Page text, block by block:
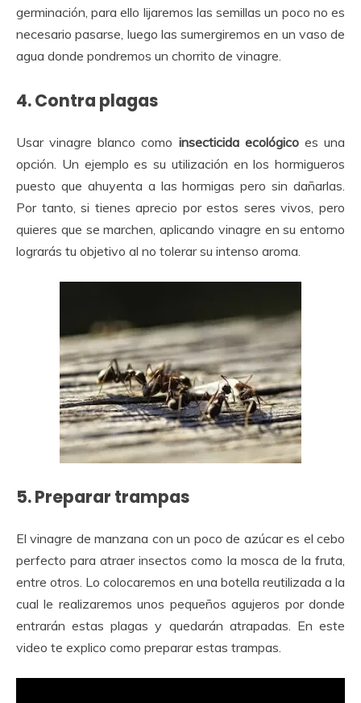
germinación, para ello lijaremos las semillas un poco no es
necesario pasarse, luego las sumergiremos en un vaso de
agua donde pondremos un chorrito de vinagre.
4. Contra plagas
Usar vinagre blanco como insecticida ecológicoes una
opción. Un ejemplo es su utilización en los hormigueros
puesto que ahuyenta a las hormigas pero sin dañarlas.
Por tanto, si tienes aprecio por estos seres vivos, pero
quieres que se marchen, aplicando vinagre en su entorno
lograrás tu objetivo al no tolerar su intenso aroma.
5. Preparar trampas
El vinagre de manzana con un poco de azúcar es el cebo
perfecto para atraer insectos como la mosca de la fruta,
entre otros. Lo colocaremos en una botella reutilizada a la
cual le realizaremos unos pequeños agujeros por donde
entrarán estas plagas y quedarán atrapadas. En este
video te explico como preparar estas trampas.